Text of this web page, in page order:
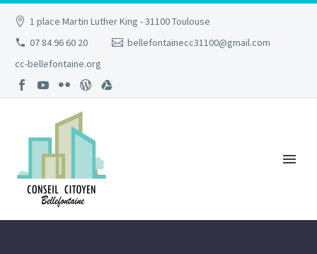
1 place Martin Luther King - 31100 Toulouse
07 84 96 60 20
bellefontainecc31100@gmail.com
cc-bellefontaine.org